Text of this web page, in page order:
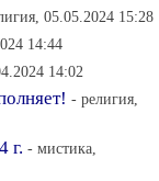
05.05.2024 15:28
14:44
14:02
- религия,
г. - мистика,